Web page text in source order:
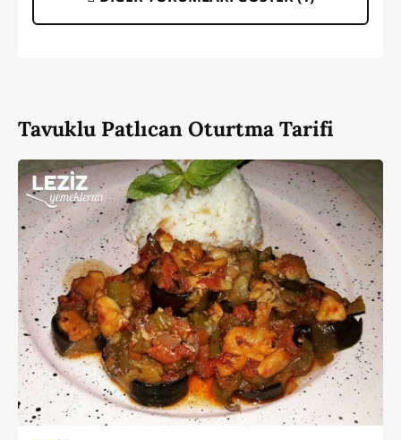
Tavuklu Patlıcan Oturtma Tarifi